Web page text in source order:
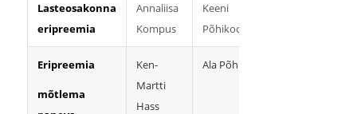
Lasteosakonna
eripreemia
Annaliisa
Kompus
Keeni
Põhikool
Eripreemia
mõtlema
Ken-
Martti
Hass
Ala Põhikool